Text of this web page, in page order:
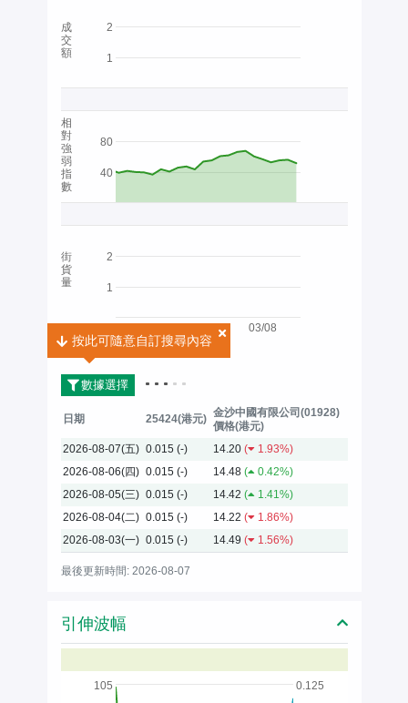
03/08
1
2
40
80
1
2
2026
成
交
額
相
對
強
弱
指
數
街
貨
量
數據選擇
按此可隨意自訂搜尋內容
按此可隨意自訂搜尋內容
日期 25424(港元) 金沙中國有限公司(01928)
價格(港元)
2026-08-07(五) 0.015 (-) 14.20 (
1.93%)
2026-08-06(四) 0.015 (-) 14.48 (
0.42%)
2026-08-05(三) 0.015 (-) 14.42 (
1.41%)
2026-08-04(二) 0.015 (-) 14.22 (
1.86%)
2026-08-03(一) 0.015 (-) 14.49 ( 1.56%)
最後更新時間: 2026-08-07
引伸波幅
105 0.125